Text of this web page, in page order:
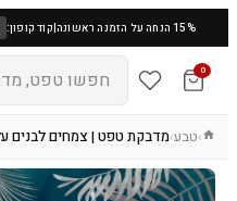
15% הנחה על הזמנה ראשונה |קוד קופון:
0
›טבע›מדבקת טפט | צמחים לבנים